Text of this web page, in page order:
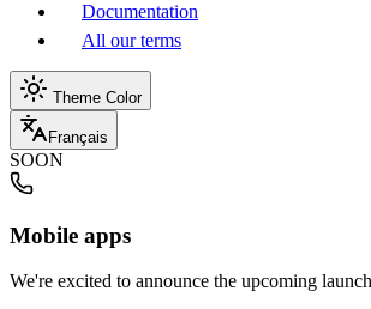
Documentation
All our terms
Theme Color
Français
SOON
Mobile apps
We're excited to announce the upcoming